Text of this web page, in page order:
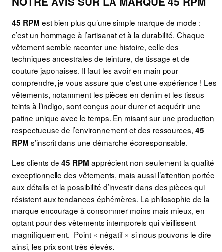
45 RPM est bien plus qu’une simple marque de mode :
c’est un hommage à l’artisanat et à la durabilité. Chaque
vêtement semble raconter une histoire, celle des
techniques ancestrales de teinture, de tissage et de
couture japonaises. Il faut les avoir en main pour
comprendre, je vous assure que c’est une expérience ! Les
vêtements, notamment les pièces en denim et les tissus
teints à l’indigo, sont conçus pour durer et acquérir une
patine unique avec le temps. En misant sur une production
respectueuse de l’environnement et des ressources, 45
RPM s’inscrit dans une démarche écoresponsable.
Les clients de 45 RPM apprécient non seulement la qualité
exceptionnelle des vêtements, mais aussi l’attention portée
aux détails et la possibilité d’investir dans des pièces qui
résistent aux tendances éphémères. La philosophie de la
marque encourage à consommer moins mais mieux, en
optant pour des vêtements intemporels qui vieillissent
magnifiquement. Point « négatif » si nous pouvons le dire
ainsi, les prix sont très élevés.